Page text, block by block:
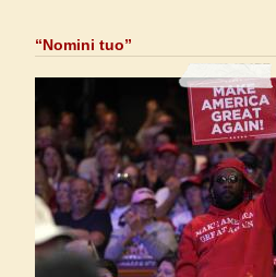
“Nomini tuo”